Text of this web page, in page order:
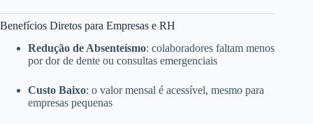
Benefícios Diretos para Empresas e RH
Redução de Absenteísmo: colaboradores faltam menos
por dor de dente ou consultas emergenciais
Custo Baixo: o valor mensal é acessível, mesmo para
empresas pequenas